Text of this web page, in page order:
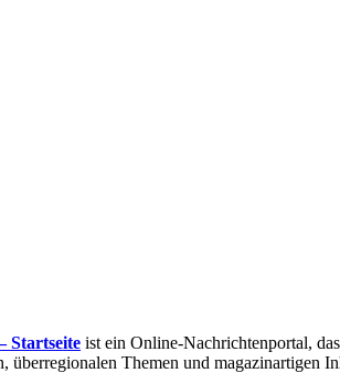
Startseite ist ein Online-Nachrichtenportal,
überregionalen Themen und magazinartigen